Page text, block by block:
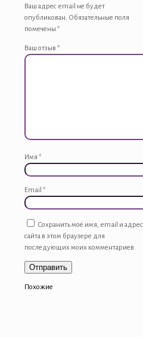
Ваш адрес email не будет
опубликован. Обязательные поля
помечены *
Ваш отзыв *
Имя *
Email *
Сохранить моё имя, email и адрес
сайта в этом браузере для
последующих моих комментариев.
Похожие